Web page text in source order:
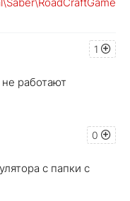
1
работают
0
с папки с